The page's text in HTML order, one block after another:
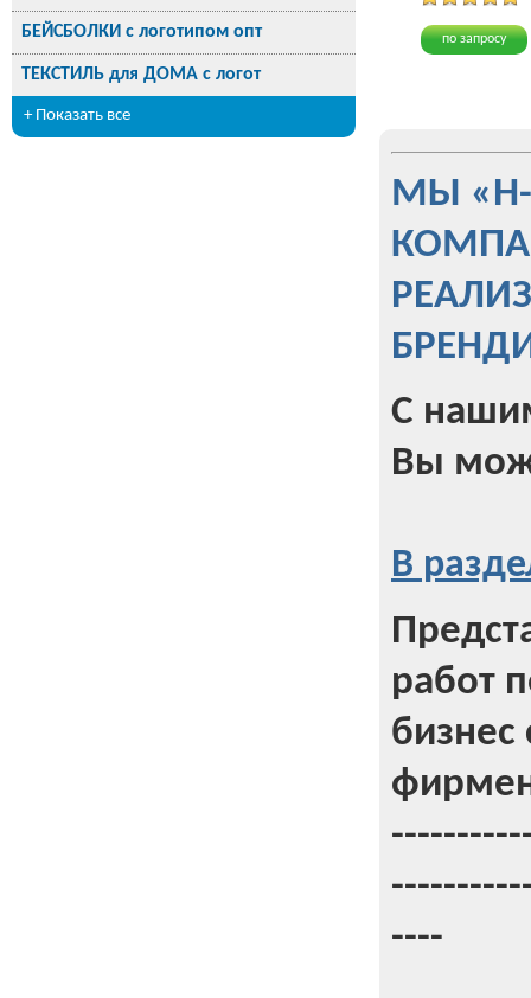
БЕЙСБОЛКИ с логотипом опт
ТЕКСТИЛЬ для ДОМА с логот
+ Показать все
по запросу
МЫ
С
Вы
В
работ
бизнес
----